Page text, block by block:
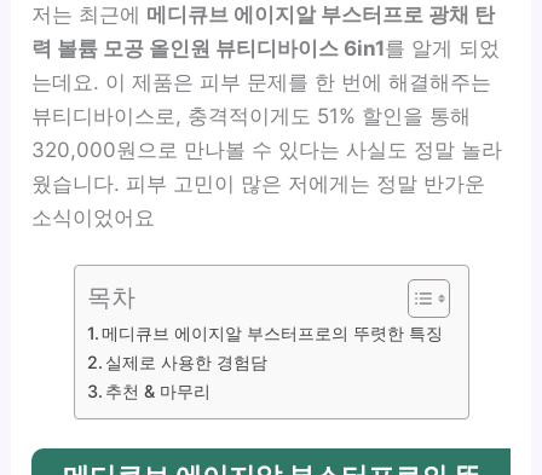
저는 최근에 메디큐브 에이지알 부스터프로 광채 탄
력 볼륨 모공 올인원 뷰티디바이스 6in1를 알게 되었
는데요. 이 제품은 피부 문제를 한 번에 해결해주는
뷰티디바이스로, 충격적이게도 51% 할인을 통해
320,000원으로 만나볼 수 있다는 사실도 정말 놀라
웠습니다. 피부 고민이 많은 저에게는 정말 반가운
소식이었어요
목차
메디큐브 에이지알 부스터프로의 뚜렷한 특징
실제로 사용한 경험담
추천 & 마무리